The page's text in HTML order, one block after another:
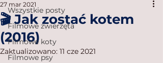
Wszystkie posty
Filmowe zwierzęta
Filmowe koty
Filmowe psy
🎬 Jak zostać kotem
(2016)
27 mar 2021
Zaktualizowano: 11 cze 2021